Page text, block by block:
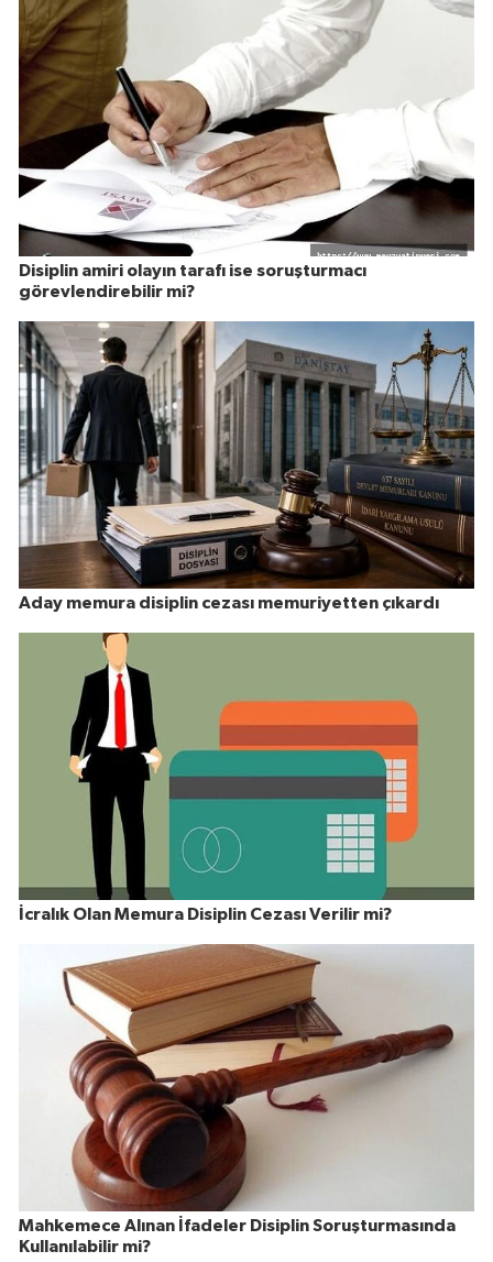
Disiplin amiri olayın tarafı ise soruşturmacı
görevlendirebilir mi?
Aday memura disiplin cezası memuriyetten çıkardı
İcralık Olan Memura Disiplin Cezası Verilir mi?
Mahkemece Alınan İfadeler Disiplin Soruşturmasında
Kullanılabilir mi?